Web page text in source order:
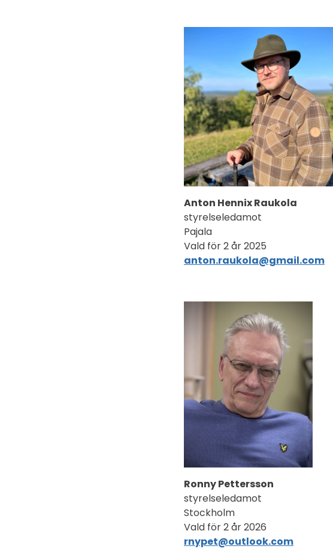
Anton Hennix Raukola
styrelseledamot
Pajala
Vald för 2 år 2025
anton.raukola@gmail.com
Ronny Pettersson
styrelseledamot
Stockholm
Vald för 2 år 2026
rnypet@outlook.com